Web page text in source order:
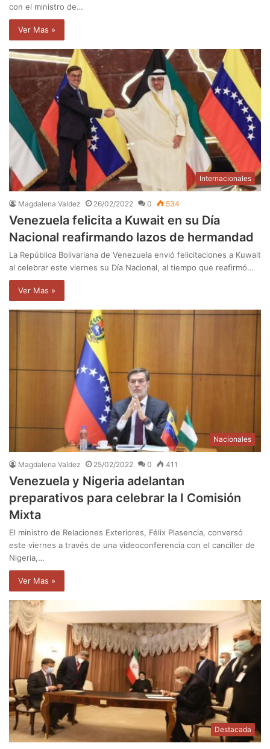
con el ministro de…
Ver Mas »
Internacionales
Magdalena Valdez 26/02/2022 0 534
Venezuela felicita a Kuwait en su Día
Nacional reafirmando lazos de hermandad
La República Bolivariana de Venezuela envió felicitaciones a Kuwait
al celebrar este viernes su Día Nacional, al tiempo que reafirmó…
Ver Mas »
Nacionales
Magdalena Valdez 25/02/2022 0 411
Venezuela y Nigeria adelantan
preparativos para celebrar la I Comisión
Mixta
El ministro de Relaciones Exteriores, Félix Plasencia, conversó
este viernes a través de una videoconferencia con el canciller de
Nigeria,…
Ver Mas »
Destacada